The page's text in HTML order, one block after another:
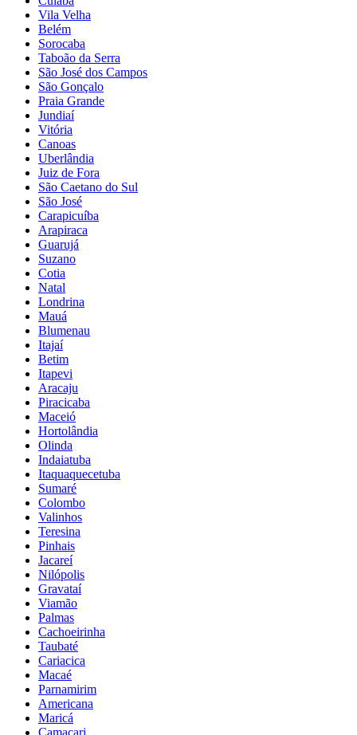
Vila Velha
Belém
Sorocaba
Taboão da Serra
São José dos Campos
São Gonçalo
Praia Grande
Jundiaí
Vitória
Canoas
Uberlândia
Juiz de Fora
São Caetano do Sul
São José
Carapicuíba
Arapiraca
Guarujá
Suzano
Cotia
Natal
Londrina
Mauá
Blumenau
Itajaí
Betim
Itapevi
Aracaju
Piracicaba
Maceió
Hortolândia
Olinda
Indaiatuba
Itaquaquecetuba
Sumaré
Colombo
Valinhos
Teresina
Pinhais
Jacareí
Nilópolis
Gravataí
Viamão
Palmas
Cachoeirinha
Taubaté
Cariacica
Macaé
Parnamirim
Americana
Maricá
Camaçari